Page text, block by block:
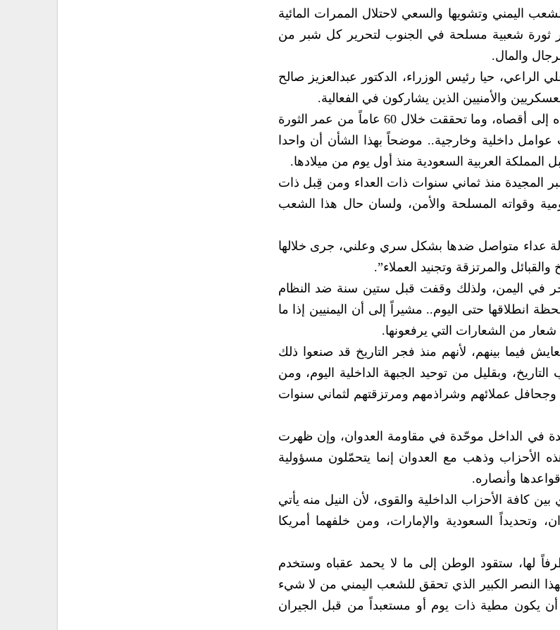
اليمني وتشويها والسعي لاحتلال الممرات المائية
ثورة شعبية مسلحة في الجنوب لتحرير كل شبر من
والمال.
حيا رئيس الوزراء، الدكتور عبدالعزيز صالح
والأمنيين الذين يشاركون في الفعالية.
ونوّه بعظمة المناسبة، التي يحتفل بها الشعب اليمني من أقصاه إلى أقصاه، وما تحققت خلال 60 عاماً من عمر الثورة
داخلية وخارجية.. موضحاً بهذا الشأن أن واحدا
المملكة العربية السعودية منذ أول يوم من ميلادها.
يتكرر اليوم حيث تواجه ثورة 21 من سبتمبر المجيدة منذ ثماني سنوات ذات العداء ومن قِبل ذات
وقواته المسلحة والأمن، ولسان حال هذا الشعب
عداء متواصل ضدها بشكل سري وعلني، جرى خلالها
والمرتزقة وتجنيد العملاء”.
في اليمن، ولذلك وقفت قبل ستين سنة ضد النظام
العداء منذ لحظة انطلاقها حتى اليوم.. مشيراً إلى أن اليمنيين إذا ما
من الشعارات التي يرفعونها.
فيما بينهم، لأنهم منذ فجر التاريخ قد صنعوا ذلك
وبقليل من توحيد الجبهة الداخلية اليوم، ومن
وجحافل عملائهم وشراذمهم ومرتزقتهم لثماني سنوات
في الداخل موحّدة في مقاومة العدوان، وإن ظهرت
الأحزاب وذهب مع العدوان إنما يتحمّلون مسؤولية
وأنصاره.
كافة الأحزاب الداخلية والقوى، لأن النيل منه يأتي
وتحديداً السعودية والإمارات، ومن خلفهما أمريكا
لها، ستقود الوطن إلى ما لا يحمد عقباه وستخدم
النصر الكبير الذي تحقق للشعب اليمني من لا شيء
أن يكون مطية ذات يوم أو مستعبداً من قبل الجيران